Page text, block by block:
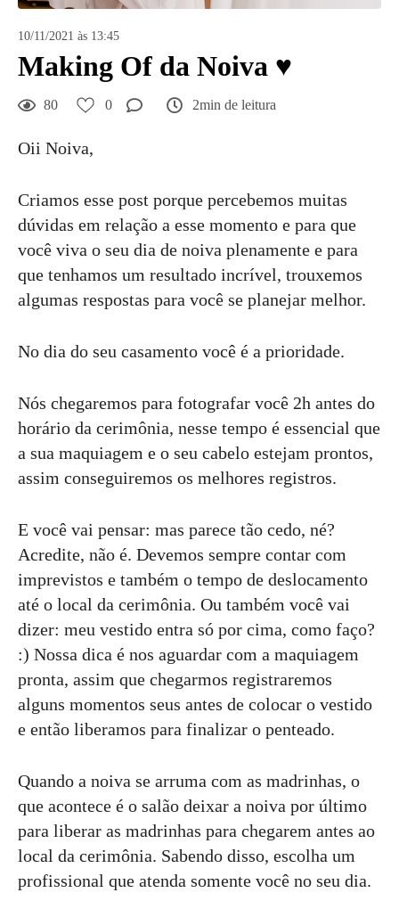
10/11/2021 às 13:45
Making Of da Noiva ♥
80 0 2min de leitura
Oii Noiva,
Criamos esse post porque percebemos muitas
dúvidas em relação a esse momento e para que
você viva o seu dia de noiva plenamente e para
que tenhamos um resultado incrível, trouxemos
algumas respostas para você se planejar melhor.
No dia do seu casamento você é a prioridade.
Nós chegaremos para fotografar você 2h antes do
horário da cerimônia, nesse tempo é essencial que
a sua maquiagem e o seu cabelo estejam prontos,
assim conseguiremos os melhores registros.
E você vai pensar: mas parece tão cedo, né?
Acredite, não é. Devemos sempre contar com
imprevistos e também o tempo de deslocamento
até o local da cerimônia. Ou também você vai
dizer: meu vestido entra só por cima, como faço?
:) Nossa dica é nos aguardar com a maquiagem
pronta, assim que chegarmos registraremos
alguns momentos seus antes de colocar o vestido
e então liberamos para finalizar o penteado.
Quando a noiva se arruma com as madrinhas, o
que acontece é o salão deixar a noiva por último
para liberar as madrinhas para chegarem antes ao
local da cerimônia. Sabendo disso, escolha um
profissional que atenda somente você no seu dia.